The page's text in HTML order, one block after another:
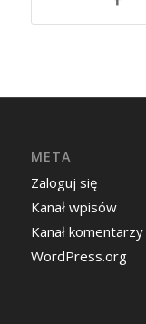
META
Zaloguj się
Kanał wpisów
Kanał komentarzy
WordPress.org